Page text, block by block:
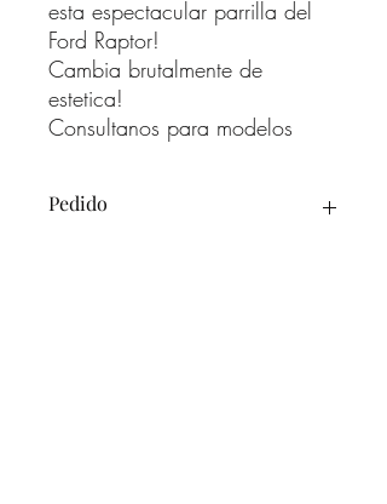
esta espectacular parrilla del
Ford Raptor!
Cambia brutalmente de
estetica!
Consultanos para modelos
Pedido